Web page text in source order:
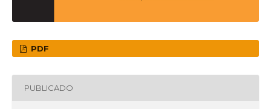
PDF
PUBLICADO